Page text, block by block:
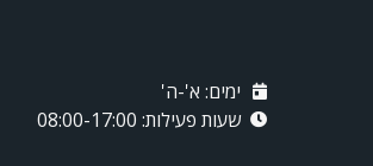
ימים: א'-ה'
שעות פעילות: 08:00-17:00